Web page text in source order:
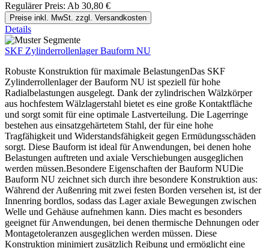
Regulärer Preis: Ab 30,80 €
Preise inkl. MwSt. zzgl. Versandkosten
Details
SKF Zylinderrollenlager Bauform NU
Robuste Konstruktion für maximale BelastungenDas SKF
Zylinderrollenlager der Bauform NU ist speziell für hohe
Radialbelastungen ausgelegt. Dank der zylindrischen Wälzkörper
aus hochfestem Wälzlagerstahl bietet es eine große Kontaktfläche
und sorgt somit für eine optimale Lastverteilung. Die Lagerringe
bestehen aus einsatzgehärtetem Stahl, der für eine hohe
Tragfähigkeit und Widerstandsfähigkeit gegen Ermüdungsschäden
sorgt. Diese Bauform ist ideal für Anwendungen, bei denen hohe
Belastungen auftreten und axiale Verschiebungen ausgeglichen
werden müssen.Besondere Eigenschaften der Bauform NUDie
Bauform NU zeichnet sich durch ihre besondere Konstruktion aus:
Während der Außenring mit zwei festen Borden versehen ist, ist der
Innenring bordlos, sodass das Lager axiale Bewegungen zwischen
Welle und Gehäuse aufnehmen kann. Dies macht es besonders
geeignet für Anwendungen, bei denen thermische Dehnungen oder
Montagetoleranzen ausgeglichen werden müssen. Diese
Konstruktion minimiert zusätzlich Reibung und ermöglicht eine